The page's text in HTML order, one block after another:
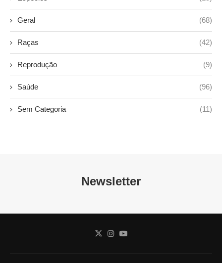
Geral (68)
Raças (42)
Reprodução (9)
Saúde (96)
Sem Categoria (11)
Newsletter